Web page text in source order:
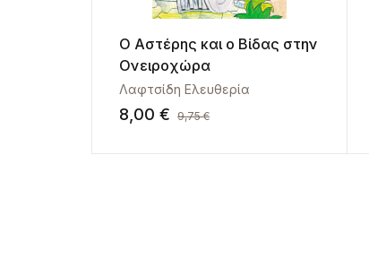
Ο Αστέρης και ο Βίδας στην
Ονειροχώρα
Λαφτσίδη Ελευθερία
8,00 € 9,75€